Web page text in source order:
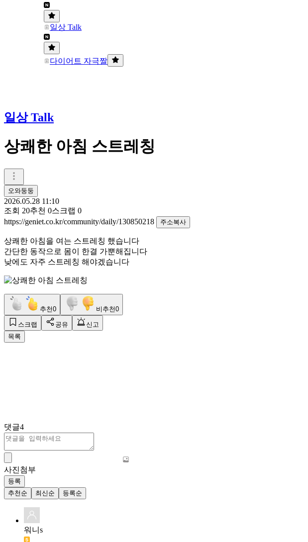
일상 Talk
다이어트 자극짤
일상 Talk
상쾌한 아침 스트레칭
오와둥둥
2026.05.28 11:10
조회 20추천 0스크랩 0
https://geniet.co.kr/community/daily/130850218
주소복사
상쾌한 아침을 여는 스트레칭 했습니다
간단한 동작으로 몸이 한결 가뿐해집니다
낮에도 자주 스트레칭 해야겠습니다
추천0 비추천0
스크랩 공유
신고
목록
댓글4
사진첨부
등록
추천순
최신순 등록순
워니s